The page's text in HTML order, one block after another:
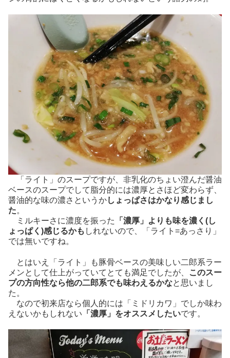
「ライト」のスープですが、非乳化のちょい澄んだ醤油
ベースのスープでして脂分的には濃厚とさほど変わらず、
醤油的な味の濃さというかしょっぱさはかなり感じまし
た。
ミルキーさに濃度を振った
「濃厚」よりも味を濃く(し
ょっぱく)感じるかも しれないので、「ライト=あっさり」
では無いですね。
とはいえ「ライト」も豚骨ベースの美味しい二郎系ラー
メンとして仕上がっていてとても満足でしたが、
このスー
プの方向性なら他の二郎系でも味わえるかなと思いまし
た。
なので初来店なら個人的には「ミドリカワ」でしか味わ
えないかもしれない 「濃厚」をオススメしたいです。